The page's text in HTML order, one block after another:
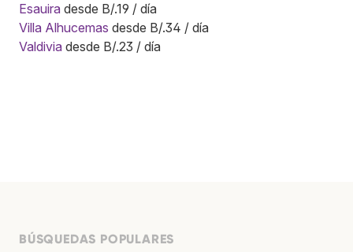
Esauira desde B/.19 / día
Villa Alhucemas desde B/.34 / día
Valdivia desde B/.23 / día
BÚSQUEDAS POPULARES